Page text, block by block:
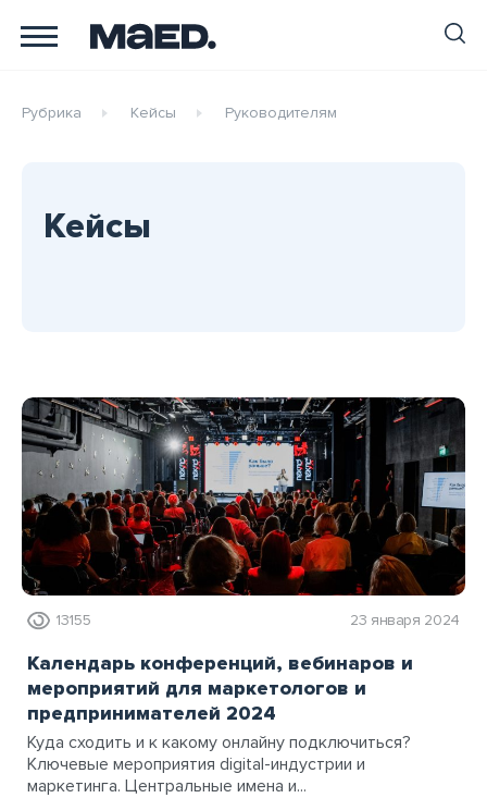
Рубрика Кейсы Руководителям
Кейсы
13155 23 января 2024
Календарь конференций, вебинаров и
мероприятий для маркетологов и
предпринимателей 2024
Куда сходить и к какому онлайну подключиться?
Ключевые мероприятия digital-индустрии и
маркетинга. Центральные имена и...